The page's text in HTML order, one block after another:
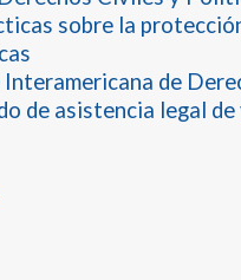
sobre la
de
de asistencia legal